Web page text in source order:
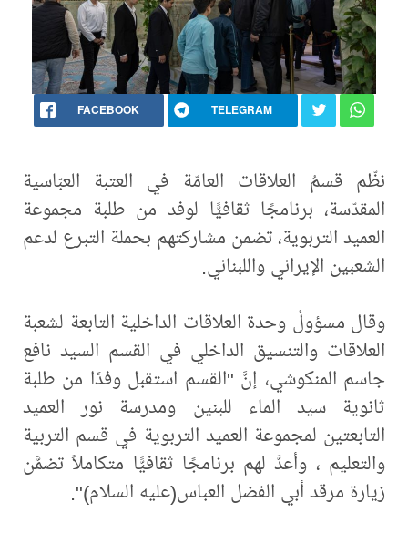
FACEBOOK TELEGRAM
نظّم قسمُ العلاقات العامّة في العتبة العبّاسية
المقدّسة، برنامجًا ثقافيًّا لوفد من طلبة مجموعة
العميد التربوية، تضمن مشاركتهم بحملة التبرع لدعم
الشعبين الإيراني واللبناني.
وقال مسؤولُ وحدة العلاقات الداخلية التابعة لشعبة
العلاقات والتنسيق الداخلي في القسم السيد نافع
جاسم المنكوشي، إنَّ "القسم استقبل وفدًا من طلبة
ثانوية سيد الماء للبنين ومدرسة نور العميد
التابعتين لمجموعة العميد التربوية في قسم التربية
والتعليم ، وأعدَّ لهم برنامجًا ثقافيًّا متكاملاً تضمَّن
زيارة مرقد أبي الفضل العباس(عليه السلام)".